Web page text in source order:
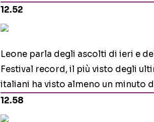
12.52
Leone parla degli ascolti di ieri e
Festival record, il più visto degli
italiani ha visto almeno un minuto
12.58